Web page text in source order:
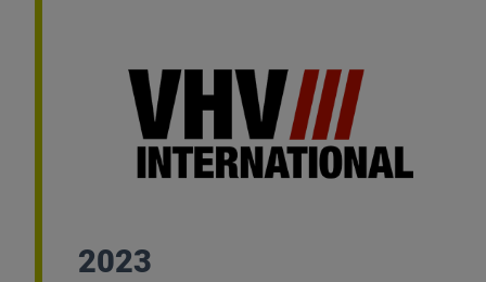
2023